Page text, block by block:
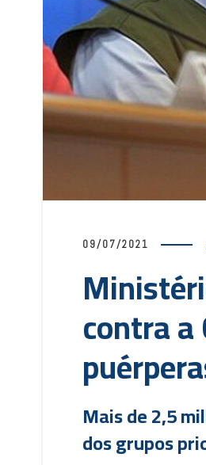
09/07/2021
contra
Mais de 2,5
dos grupos